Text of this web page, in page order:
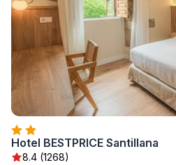
Hotel BESTPRICE Santillana
8.4 (1268)